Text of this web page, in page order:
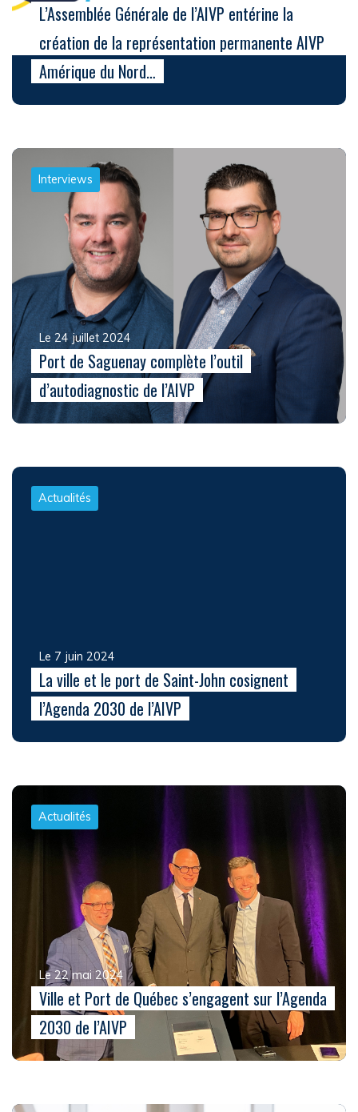
L’Assemblée Générale de l’AIVP entérine la
création de la représentation permanente AIVP
Amérique du Nord…
Interviews
Le 24 juillet 2024
Port de Saguenay complète l’outil
d’autodiagnostic de l’AIVP
Actualités
Le 7 juin 2024
La ville et le port de Saint-John cosignent
l’Agenda 2030 de l’AIVP
Actualités
Le 22 mai 2024
Ville et Port de Québec s’engagent sur l’Agenda
2030 de l’AIVP